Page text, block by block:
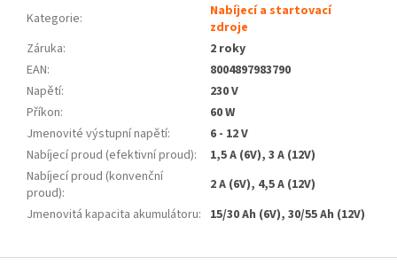
Kategorie:
Nabíjecí a startovací
zdroje
Záruka:
2 roky
EAN:
8004897983790
Napětí:
230 V
Příkon:
60 W
Jmenovité výstupní napětí:
6 - 12 V
Nabíjecí proud (efektivní proud):
1,5 A (6V), 3 A (12V)
Nabíjecí proud (konvenční
proud):
2 A (6V), 4,5 A (12V)
Jmenovitá kapacita akumulátoru: 15/30 Ah (6V), 30/55 Ah (12V)